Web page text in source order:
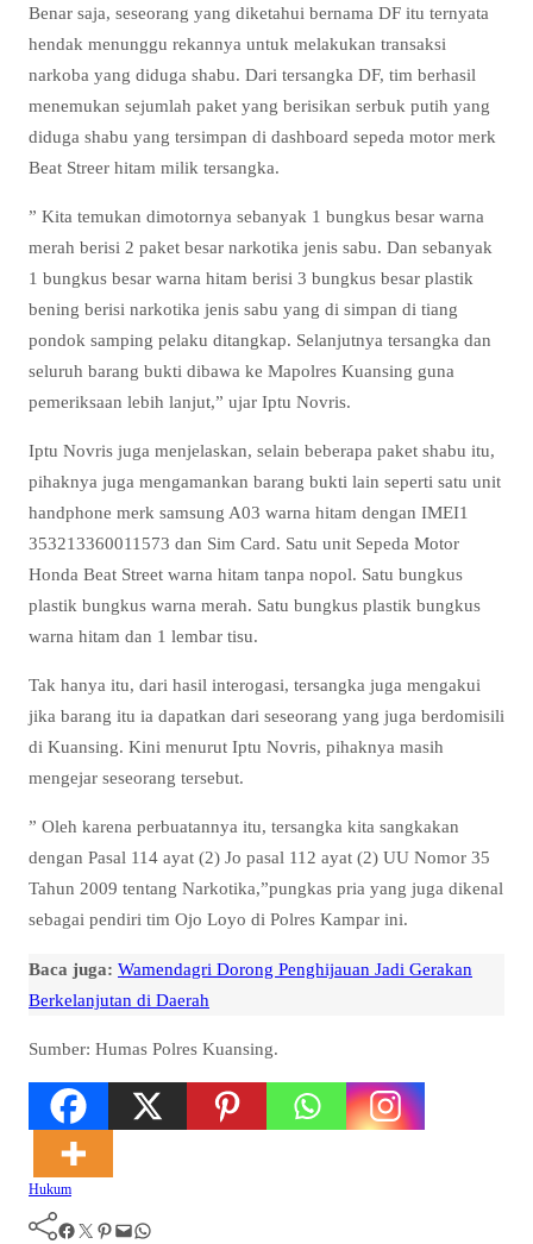
Benar saja, seseorang yang diketahui bernama DF itu ternyata
hendak menunggu rekannya untuk melakukan transaksi
narkoba yang diduga shabu. Dari tersangka DF, tim berhasil
menemukan sejumlah paket yang berisikan serbuk putih yang
diduga shabu yang tersimpan di dashboard sepeda motor merk
Beat Streer hitam milik tersangka.
” Kita temukan dimotornya sebanyak 1 bungkus besar warna
merah berisi 2 paket besar narkotika jenis sabu. Dan sebanyak
1 bungkus besar warna hitam berisi 3 bungkus besar plastik
bening berisi narkotika jenis sabu yang di simpan di tiang
pondok samping pelaku ditangkap. Selanjutnya tersangka dan
seluruh barang bukti dibawa ke Mapolres Kuansing guna
pemeriksaan lebih lanjut,” ujar Iptu Novris.
Iptu Novris juga menjelaskan, selain beberapa paket shabu itu,
pihaknya juga mengamankan barang bukti lain seperti satu unit
handphone merk samsung A03 warna hitam dengan IMEI1
353213360011573 dan Sim Card. Satu unit Sepeda Motor
Honda Beat Street warna hitam tanpa nopol. Satu bungkus
plastik bungkus warna merah. Satu bungkus plastik bungkus
warna hitam dan 1 lembar tisu.
Tak hanya itu, dari hasil interogasi, tersangka juga mengakui
jika barang itu ia dapatkan dari seseorang yang juga berdomisili
di Kuansing. Kini menurut Iptu Novris, pihaknya masih
mengejar seseorang tersebut.
” Oleh karena perbuatannya itu, tersangka kita sangkakan
dengan Pasal 114 ayat (2) Jo pasal 112 ayat (2) UU Nomor 35
Tahun 2009 tentang Narkotika,”pungkas pria yang juga dikenal
sebagai pendiri tim Ojo Loyo di Polres Kampar ini.
Baca juga: Wamendagri Dorong Penghijauan Jadi Gerakan
Berkelanjutan di Daerah
Sumber: Humas Polres Kuansing.
Hukum
Facebook Twitter Pinterest Mail WhatsApp